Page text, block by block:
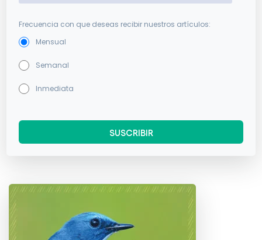
Frecuencia con que deseas recibir nuestros artículos:
Mensual
Semanal
Inmediata